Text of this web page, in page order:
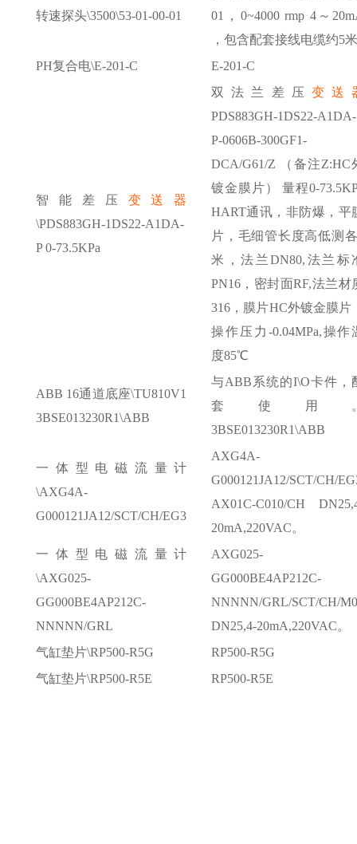
转速探头\3500\53-01-00-01
01，0~4000 rmp 4～
，包含配套接线电缆约5米
PH复合电\E-201-C
E-201-C
智能差压 变送器
\PDS883GH-1DS22-A1DA-
P 0-73.5KPa
双法兰差压 变送
PDS883GH-1DS22-A1DA-
P-0606B-300GF1-
DCA/G61/Z （备注Z:HC
镀金膜片） 量程0-
HART通讯，非防爆，平
片，毛细管长度高低测
米，法兰DN80,法兰标
PN16，密封面RF,法兰材
316，膜片HC外镀金膜片
操作压力-0.04MPa,操作
度85℃
ABB 16通道底座\TU810V1
3BSE013230R1\ABB
与ABB系统的I\O卡件，
套使用
3BSE013230R1\ABB
一体型电磁流量计
\AXG4A-
G000121JA12/SCT/CH/EG3
AXG4A-
G000121JA12/SCT/CH/
AX01C-C010/CH
20mA,220VAC。
一体型电磁流量计
\AXG025-
GG000BE4AP212C-
NNNNN/GRL
AXG025-
GG000BE4AP212C-
NNNNN/GRL/SCT/CH/
DN25,4-20mA,220VAC。
气缸垫片\RP500-R5G
RP500-R5G
气缸垫片\RP500-R5E RP500-R5E